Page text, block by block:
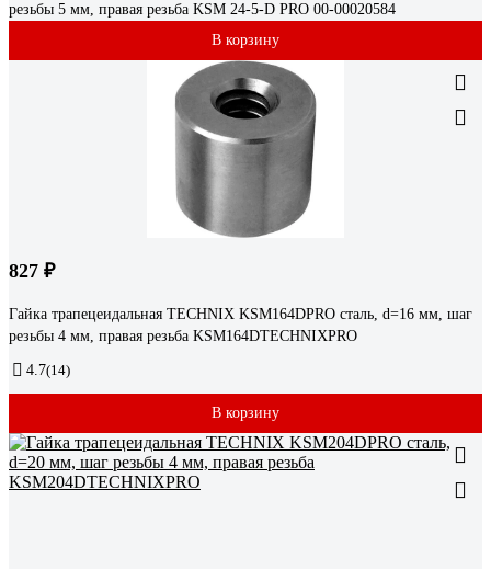
резьбы 5 мм, правая резьба KSM 24-5-D PRO 00-00020584
В корзину
827 ₽
Гайка трапецеидальная TECHNIX KSM164DPRO сталь, d=16 мм, шаг
резьбы 4 мм, правая резьба KSM164DTECHNIXPRO
4.7(14)
В корзину